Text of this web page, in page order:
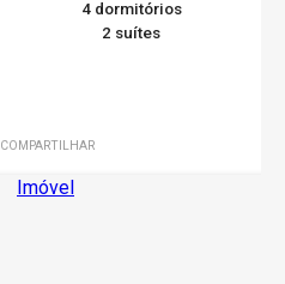
4 dormitórios
2 suítes
COMPARTILHAR